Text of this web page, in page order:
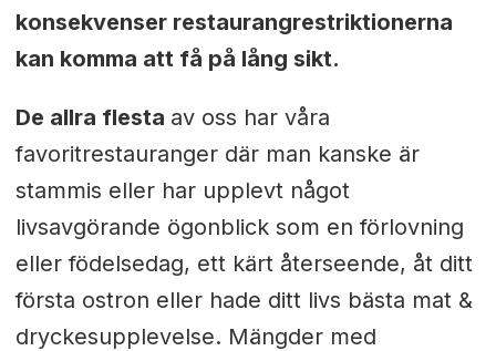
konsekvenser restaurangrestriktionerna
kan komma att få på lång sikt.
De allra flesta av oss har våra
favoritrestauranger där man kanske är
stammis eller har upplevt något
livsavgörande ögonblick som en förlovning
eller födelsedag, ett kärt återseende, åt ditt
första ostron eller hade ditt livs bästa mat &
dryckesupplevelse. Mängder med